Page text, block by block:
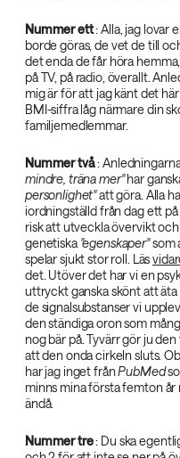
Nummer ett‌: Alla, jag lovar
borde göras, de vet de till
det enda de får höra
på TV, på radio, överallt.
mig är för att jag känt det
BMI-siffra låg närmare din
familjemedlemmar.
Nummer två‌:
mindre, träna mer"‌har
personlighet"‌att göra. Alla
iordningställd från dag ett
risk att utveckla övervikt
genetiska "egenskaper"‌som
spelar sjukt stor roll. Läs
det. Utöver det har vi en
uttryckt ganska skönt att
de signalsubstanser vi
den ständiga oron som
nog bär på. Tyvärr gör ju
att den onda cirkeln sluts.
har jag inget frånPubMed‌
minns mina första femton
ändå.
Nummer tre‌: Du ska